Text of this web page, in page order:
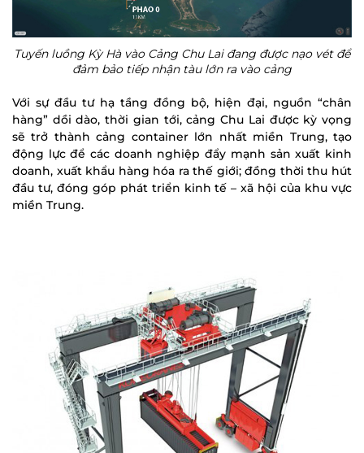
Tuyến luồng Kỳ Hà vào Cảng Chu Lai đang được nạo vét để
đảm bảo tiếp nhận tàu lớn ra vào cảng
Với sự đầu tư hạ tầng đồng bộ, hiện đại, nguồn “chân
hàng” dồi dào, thời gian tới, cảng Chu Lai được kỳ vọng
sẽ trở thành cảng container lớn nhất miền Trung, tạo
động lực để các doanh nghiệp đẩy mạnh sản xuất kinh
doanh, xuất khẩu hàng hóa ra thế giới; đồng thời thu hút
đầu tư, đóng góp phát triển kinh tế – xã hội của khu vực
miền Trung.